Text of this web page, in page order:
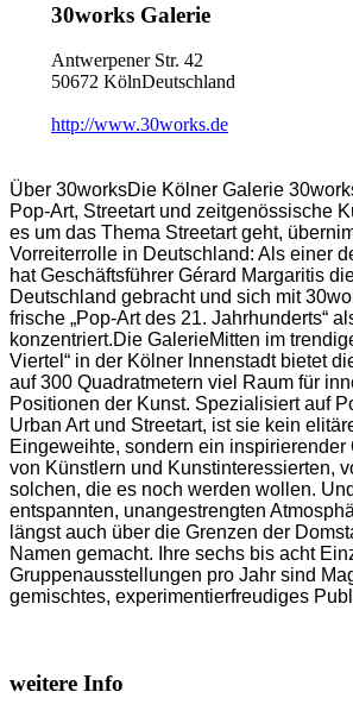
30works Galerie
Antwerpener Str. 42
50672 KölnDeutschland
http://www.30works.de
Über 30worksDie Kölner Galerie
Pop-Art, Streetart und zeitgenössische
es um das Thema Streetart geht,
Vorreiterrolle in Deutschland: Als einer
hat Geschäftsführer Gérard Margaritis
Deutschland gebracht und sich mit
frische „Pop-Art des 21. Jahrhunderts“
konzentriert.Die GalerieMitten im
Viertel“ in der Kölner Innenstadt bietet
auf 300 Quadratmetern viel Raum für
Positionen der Kunst. Spezialisiert auf
Urban Art und Streetart, ist sie kein
Eingeweihte, sondern ein inspirierender
von Künstlern und Kunstinteressierten,
solchen, die es noch werden wollen.
entspannten, unangestrengten
längst auch über die Grenzen der
Namen gemacht. Ihre sechs bis acht
Gruppenausstellungen pro Jahr sind
gemischtes, experimentierfreudiges
weitere Info